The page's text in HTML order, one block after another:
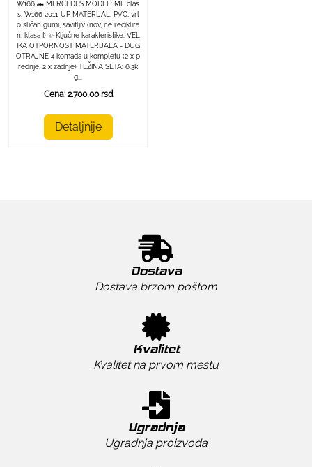
W166 🚗 MERCEDES MODEL: ML clas
s, W166 2011-UP MATERIJAL: PVC, vrl
o sličan gumi, savitljiv (nov, ne reciklira
n, klasa I) ✨ Ključne karakteristike: VEL
IKA OTPORNOST MATERIJALA - DUG
OTRAJNE 4 komada u kompletu (2 x p
rednje, 2 x zadnje) TEŽINA SETA: 6.3k
g...
Cena: 2.700,00 rsd
Detaljnije
Dostava
Dostava brzom poštom
Kvalitet
Kvalitet na prvom mestu
Ugradnja
Ugradnja proizvoda